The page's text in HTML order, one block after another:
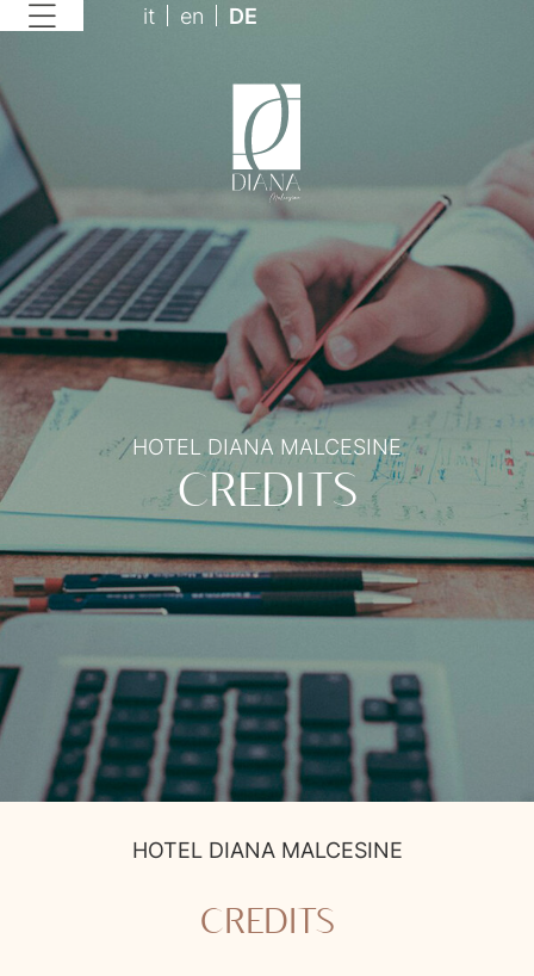
it en DE
HOTEL DIANA MALCESINE
CREDITS
HOTEL DIANA MALCESINE
CREDITS